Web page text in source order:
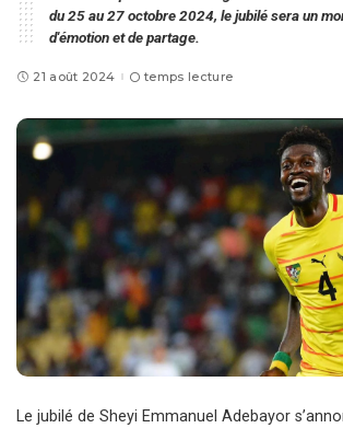
du 25 au 27 octobre 2024, le jubilé sera un
d'émotion et de partage.
21 août 2024 temps lecture
Le jubilé de Sheyi Emmanuel Adebayor